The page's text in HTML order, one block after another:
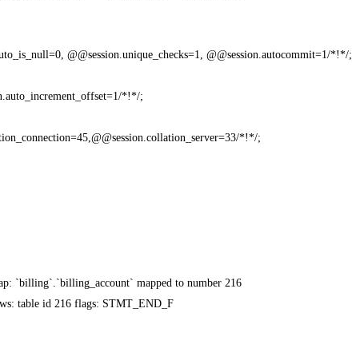
@@session.unique_checks=1, @@session.autocommit=1/*!*/;
*!*/;
*!*/;
`billing`.`billing_account` mapped to number 216
table id 216 flags: STMT_END_F